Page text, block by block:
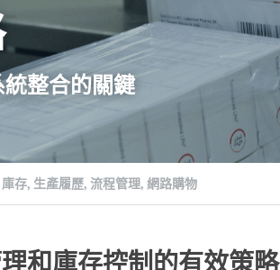
統整合的關鍵
庫存, 生產履歷, 流程管理, 網路購物
和庫存控制的有效策略